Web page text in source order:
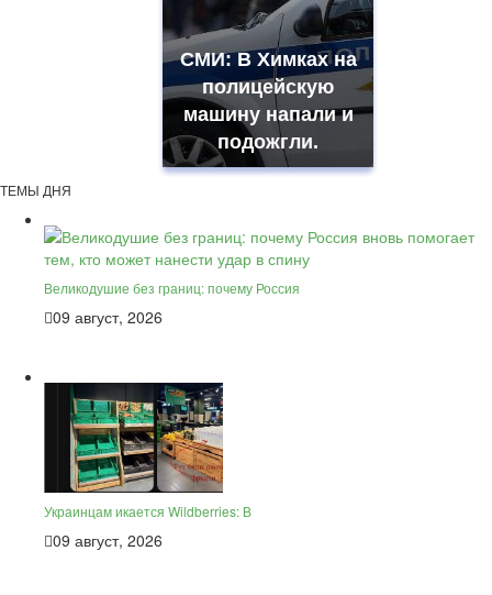
СМИ: В Химках на
полицейскую
машину напали и
подожгли.
ТЕМЫ ДНЯ
Великодушие без границ: почему Россия
09 август, 2026
Украинцам икается Wildberries: В
09 август, 2026